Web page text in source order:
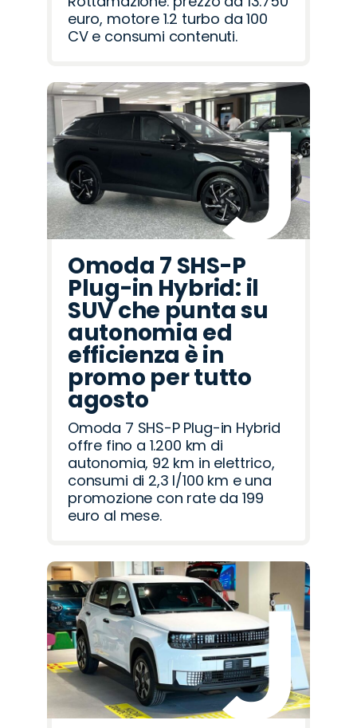
euro, motore 1.2 turbo da 100
CV e consumi contenuti.
Omoda 7 SHS-P
Plug-in Hybrid: il
SUV che punta su
autonomia ed
efficienza è in
promo per tutto
agosto
Omoda 7 SHS-P Plug-in Hybrid
offre fino a 1.200 km di
autonomia, 92 km in elettrico,
consumi di 2,3 l/100 km e una
promozione con rate da 199
euro al mese.